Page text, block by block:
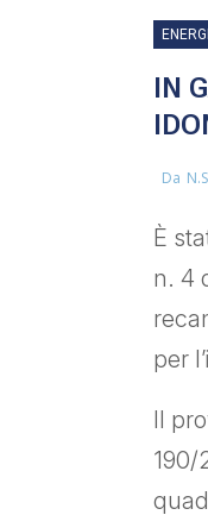
IN
Da
È
n. 4
per
Il
190/